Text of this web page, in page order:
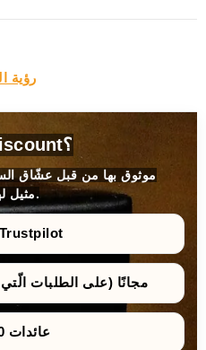
رؤية
لماذا تختار HumidorDiscount؟
مثيل لها، واختيارات، وأسعار وضمانات.
4.9★ على تراستبايلوت Trustpilot
مجانًا (على الطلبات الّتي تزيد
عائدات 100 يوم - من غير مخاطر